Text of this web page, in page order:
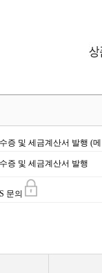
증 및 세금계산서 발행 (
증 및 세금계산서 발행
문의